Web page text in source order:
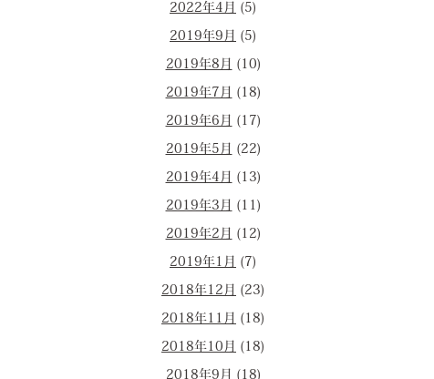
2022年4月 (5)
2019年9月 (5)
2019年8月 (10)
2019年7月 (18)
2019年6月 (17)
2019年5月 (22)
2019年4月 (13)
2019年3月 (11)
2019年2月 (12)
2019年1月 (7)
2018年12月 (23)
2018年11月 (18)
2018年10月 (18)
2018年9月 (18)